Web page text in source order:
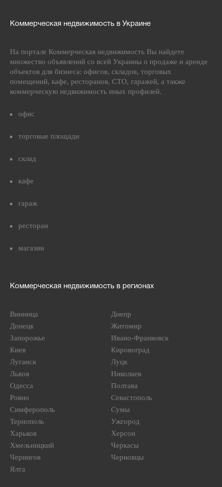
Коммерческая недвижимость в Украине
На портале Коммерческая недвижимость Вы найдете
множество объявлений со всей Украины о продаже и аренде
объектов для бизнеса: офисов, складов, торговых
помещений, кафе, ресторанов, СТО, гаражей, а также
коммерческую недвижимость иных профилей.
офис
торговые площади
склад
кафе
гараж
ресторан
магазин
Коммерческая недвижимость в регионах
Винница
Днепр
Донецк
Житомир
Запорожье
Ивано-Франковск
Киев
Кировоград
Луганск
Луцк
Львов
Николаев
Одесса
Полтава
Ровно
Севастополь
Симферополь
Сумы
Тернополь
Ужгород
Харьков
Херсон
Хмельницкий
Черкасы
Чернигов
Черновцы
Ялта